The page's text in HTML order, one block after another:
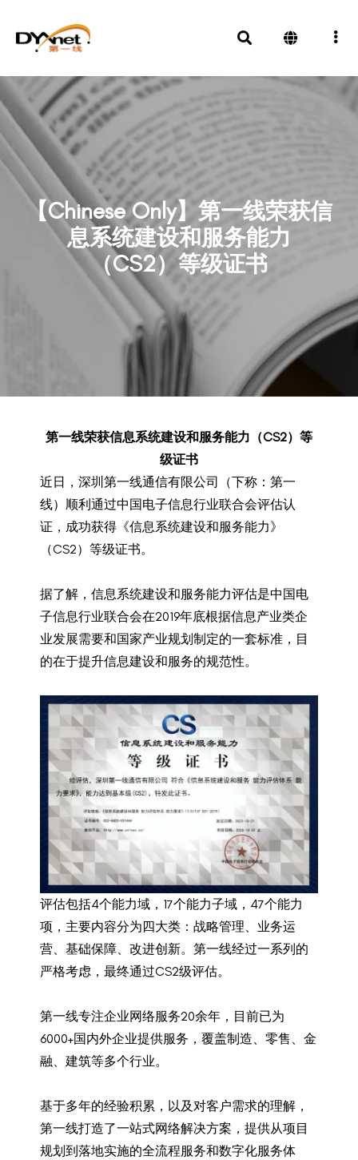
【Chinese Only】第一线荣获信
息系统建设和服务能力
（CS2）等级证书
BACK TO PREVIOUS
第一线荣获信息系统建设和服务能力（CS2）等
级证书
近日，深圳第一线通信有限公司（下称：第一
线）顺利通过中国电子信息行业联合会评估认
证，成功获得《信息系统建设和服务能力》
（CS2）等级证书。
据了解，信息系统建设和服务能力评估是中国电
子信息行业联合会在2019年底根据信息产业类企
业发展需要和国家产业规划制定的一套标准，目
的在于提升信息建设和服务的规范性。
评估包括4个能力域，17个能力子域，47个能力
项，主要内容分为四大类：战略管理、业务运
营、基础保障、改进创新。第一线经过一系列的
严格考虑，最终通过CS2级评估。
第一线专注企业网络服务20余年，目前已为
6000+国内外企业提供服务，覆盖制造、零售、金
融、建筑等多个行业。
基于多年的经验积累，以及对客户需求的理解，
第一线打造了一站式网络解决方案，提供从项目
规划到落地实施的全流程服务和数字化服务体